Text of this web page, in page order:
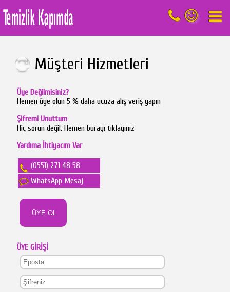
Müşteri Hizmetleri
Üye Değilmisiniz?
Hemen üye olun 5 % daha ucuza alış veriş yapın
Şifremi Unuttum
Hiç sorun değil. Hemen burayı tıklayınız
Yardıma İhtiyacım Var
(0551) 271 48 58
WhatsApp Mesaj
ÜYE GİRİŞİ